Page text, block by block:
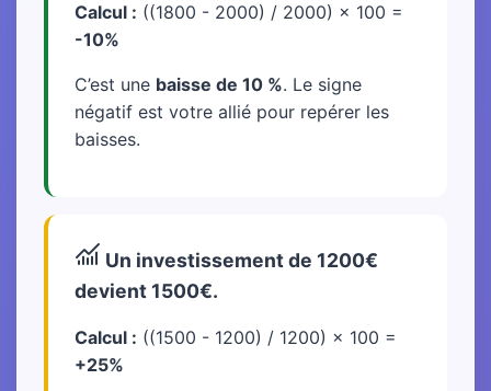
Calcul : ((1800 - 2000) / 2000) × 100 =
-10%
C’est une baisse de 10 %. Le signe
négatif est votre allié pour repérer les
baisses.
Un investissement de 1200€
devient 1500€.
Calcul : ((1500 - 1200) / 1200) × 100 =
+25%